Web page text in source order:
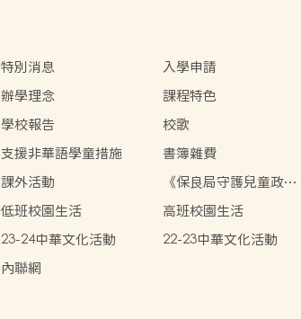
特別消息 入學申請
辦學理念 課程特色
學校報告 校歌
支援非華語學童措施 書簿雜費
課外活動
《保良局守護兒童政
策》
低班校園生活 高班校園生活
23-24中華文化活動 22-23中華文化活動
內聯網